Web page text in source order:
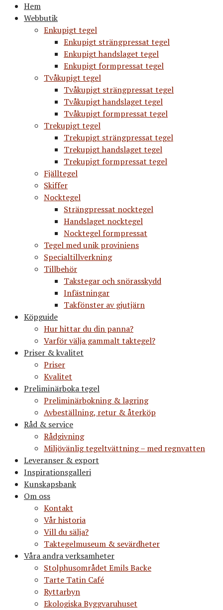
Hem
Webbutik
Enkupigt tegel
Enkupigt strängpressat tegel
Enkupigt handslaget tegel
Enkupigt formpressat tegel
Tvåkupigt tegel
Tvåkupigt strängpressat tegel
Tvåkupigt handslaget tegel
Tvåkupigt formpressat tegel
Trekupigt tegel
Trekupigt strängpressat tegel
Trekupigt handslaget tegel
Trekupigt formpressat tegel
Fjälltegel
Skiffer
Nocktegel
Strängpressat nocktegel
Handslaget nocktegel
Nocktegel formpressat
Tegel med unik proviniens
Specialtillverkning
Tillbehör
Takstegar och snörasskydd
Infästningar
Takfönster av gjutjärn
Köpguide
Hur hittar du din panna?
Varför välja gammalt taktegel?
Priser & kvalitet
Priser
Kvalitet
Preliminärboka tegel
Preliminärbokning & lagring
Avbeställning, retur & återköp
Råd & service
Rådgivning
Miljövänlig tegeltvättning – med regnvatten
Leveranser & export
Inspirationsgalleri
Kunskapsbank
Om oss
Kontakt
Vår historia
Vill du sälja?
Taktegelmuseum & sevärdheter
Våra andra verksamheter
Stolphusområdet Emils Backe
Tarte Tatin Café
Ryttarbyn
Ekologiska Byggvaruhuset